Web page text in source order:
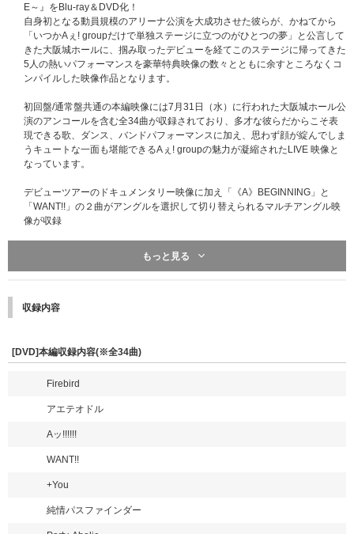
E～』をBlu-ray＆DVD化！
自身初となる動員規模のアリーナ公演を大成功させた彼らが、かねてから
「いつかAぇ! groupだけで単独ステージに立つのがひとつの夢」と公言して
きた大阪城ホールに、掴み取ったデビューを経てこのステージに帰ってきた
5人の熱いパフォーマンスを豪華特典映像の数々とともに余すところなくコ
ンパイルした映像作品となります。
初回盤/通常盤共通の本編映像には7月31日（水）に行われた大阪城ホール公
演のアンコールを含む全34曲が収録されており、多才な彼らだからこそ表
現できる歌、ダンス、バンドパフォーマンスに加え、思わず顔が綻んでしま
うキュートな一面も堪能できるAぇ! groupの魅力が凝縮されたLIVE 映像と
なっています。
デビューツアーのドキュメンタリー映像に加え「《A》BEGINNING」と
「WANT!!」の２曲がアングルを選択して切り替えられるマルチアングル映
像が収録
●Documentary of Aぇ! group Debut Tour ～世界で1番AぇLIVE～
もっと見る
収録内容
[DVD]本編収録内容(※全34曲)
Firebird
アエテオドル
Aッ!!!!!!
WANT!!
+You
純情パスファインダー